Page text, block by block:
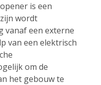
is een
wordt
vanaf een externe
van een elektrisch
om de
het gebouw te